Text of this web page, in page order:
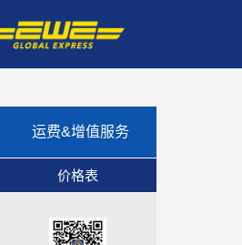
运费&增值服务
价格表